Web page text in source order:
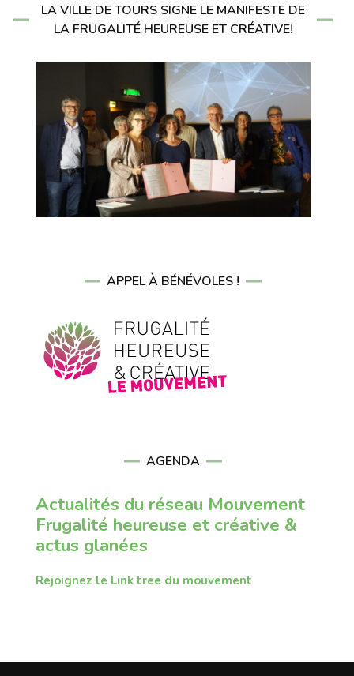
LA VILLE DE TOURS SIGNE LE MANIFESTE DE
LA FRUGALITÉ HEUREUSE ET CRÉATIVE!
APPEL À BÉNÉVOLES !
AGENDA
Actualités du réseau Mouvement
Frugalité heureuse et créative &
actus glanées
Rejoignez le Link tree du mouvement